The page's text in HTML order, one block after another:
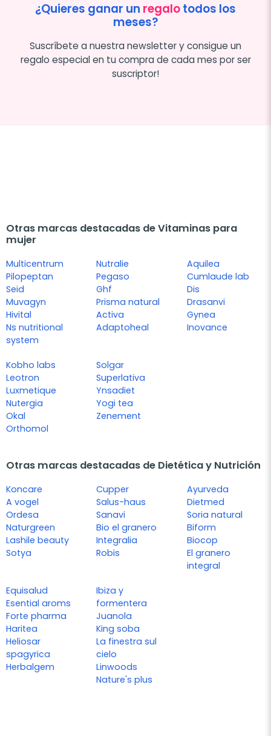
¿Quieres ganar un regalotodos los
meses?
Suscríbete a nuestra newsletter y consigue un
regalo especial en tu compra de cada mes por ser
suscriptor!
Otras marcas destacadas de Vitaminas para
mujer
Multicentrum
Pilopeptan
Seid
Muvagyn
Hivital
Ns nutritional
system
Nutralie
Pegaso
Ghf
Prisma natural
Activa
Adaptoheal
Aquilea
Cumlaude lab
Dis
Drasanvi
Gynea
Inovance
Kobho labs
Leotron
Luxmetique
Nutergia
Okal
Orthomol
Solgar
Superlativa
Ynsadiet
Yogi tea
Zenement
Otras marcas destacadas de Dietética y Nutrición
Koncare
A vogel
Ordesa
Naturgreen
Lashile beauty
Sotya
Cupper
Salus-haus
Sanavi
Bio el granero
Integralia
Robis
Ayurveda
Dietmed
Soria natural
Biform
Biocop
El granero
integral
Equisalud
Esential aroms
Forte pharma
Haritea
Heliosar
spagyrica
Herbalgem
Ibiza y
formentera
Juanola
King soba
La finestra sul
cielo
Linwoods
Nature's plus